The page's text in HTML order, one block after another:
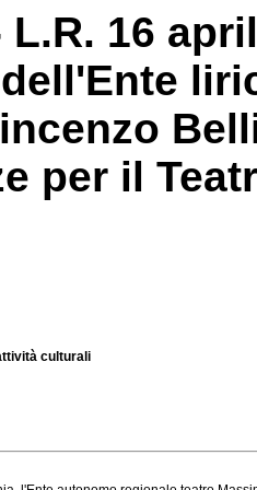
L.R. 16
per il
culturali